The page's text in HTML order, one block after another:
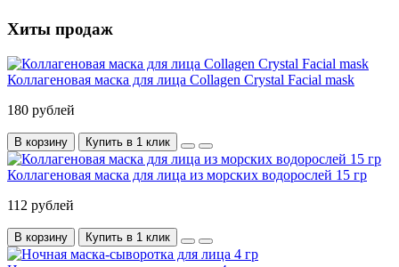
Хиты продаж
Коллагеновая маска для лица Collagen Crystal Facial mask
180 рублей
В корзину Купить в 1 клик
Коллагеновая маска для лица из морских водорослей 15 гр
112 рублей
В корзину Купить в 1 клик